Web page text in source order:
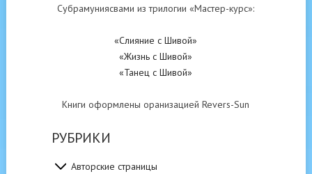
Субрамуниясвами из трилогии «Мастер-курс»:
«Слияние с Шивой»
«Жизнь с Шивой»
«Танец с Шивой»
Книги оформлены оранизацией Revers-Sun
РУБРИКИ
Авторские страницы